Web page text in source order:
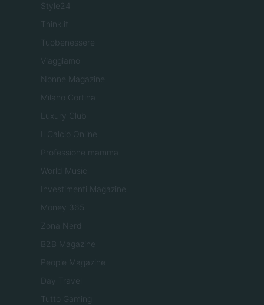
Style24
Think.it
Tuobenessere
Viaggiamo
Nonne Magazine
Milano Cortina
Luxury Club
Il Calcio Online
Professione mamma
World Music
Investimenti Magazine
Money 365
Zona Nerd
B2B Magazine
People Magazine
Day Travel
Tutto Gaming